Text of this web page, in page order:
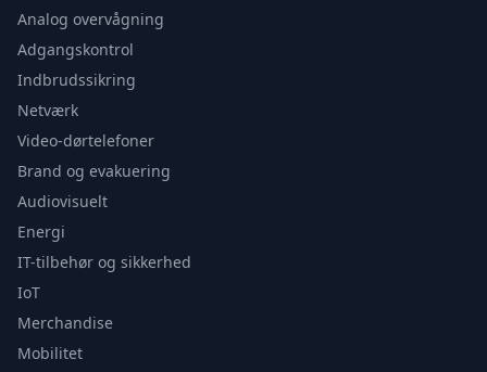
Analog overvågning
Adgangskontrol
Indbrudssikring
Netværk
Video-dørtelefoner
Brand og evakuering
Audiovisuelt
Energi
IT-tilbehør og sikkerhed
IoT
Merchandise
Mobilitet